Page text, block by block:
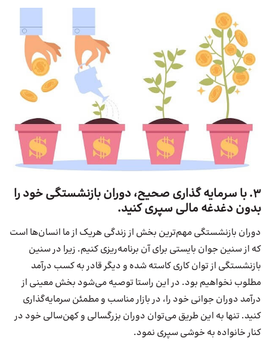
۳. با سرمایه‌ گذاری صحیح، دوران بازنشستگی خود را
بدون دغدغه مالی سپری کنید.
دوران بازنشستگی مهم‌ترین بخش از زندگی هریک از ما انسان‌ها است
که از سنین جوان بایستی برای آن برنامه‌ریزی کنیم. زیرا در سنین
بازنشستگی از توان کاری کاسته شده و دیگر قادر به کسب درآمد
مطلوب نخواهیم بود. در این راستا توصیه می‌شود بخش معینی از
درآمد دوران جوانی خود را، در بازار مناسب و مطمئن سرمایه‌گذاری
کنید. تنها به این طریق می‌توان دوران بزرگسالی و کهن‌سالی خود در
کنار خانواده به خوشی سپری نمود.